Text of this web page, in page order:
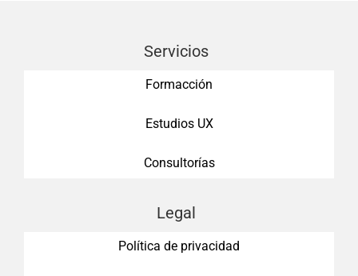
Servicios
Formacción
Estudios UX
Consultorías
Legal
Política de privacidad